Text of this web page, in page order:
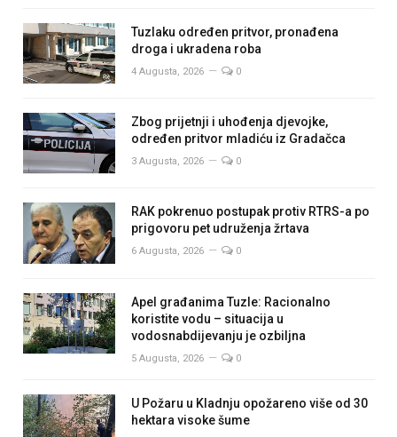
Tuzlaku određen pritvor, pronađena
droga i ukradena roba
4 Augusta, 2026 0
Zbog prijetnji i uhođenja djevojke,
određen pritvor mladiću iz Gradačca
3 Augusta, 2026 0
RAK pokrenuo postupak protiv RTRS-a po
prigovoru pet udruženja žrtava
6 Augusta, 2026 0
Apel građanima Tuzle: Racionalno
koristite vodu – situacija u
vodosnabdijevanju je ozbiljna
5 Augusta, 2026 0
U Požaru u Kladnju opožareno više od 30
hektara visoke šume